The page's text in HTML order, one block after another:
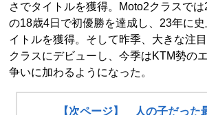
さでタイトルを獲得。Moto2クラスで
の18歳4日で初優勝を達成し、23年に
イトルを獲得。そして昨季、大きな注
クラスにデビューし、今季はKTM勢の
争いに加わるようになった。
【次ページ】 人の子だった